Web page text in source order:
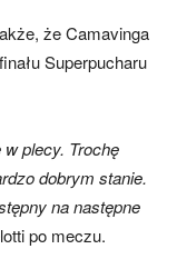
że Camavinga
Superpucharu
plecy. Trochę
dobrym stanie.
na następne
po meczu.